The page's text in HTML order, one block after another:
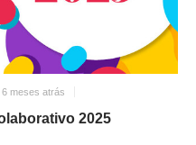
6 meses atrás
2025